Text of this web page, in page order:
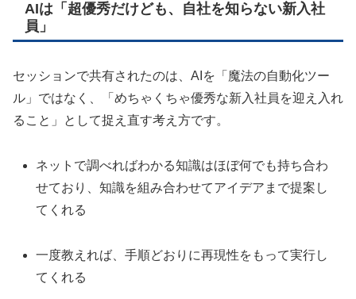
AIは「超優秀だけども、自社を知らない新入社
員」
セッションで共有されたのは、AIを「魔法の自動化ツー
ル」ではなく、「めちゃくちゃ優秀な新入社員を迎え入れ
ること」として捉え直す考え方です。
ネットで調べればわかる知識はほぼ何でも持ち合わ
せており、知識を組み合わせてアイデアまで提案し
てくれる
一度教えれば、手順どおりに再現性をもって実行し
てくれる